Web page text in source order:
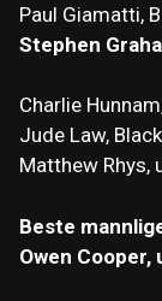
Paul Giamatti,
Stephen
Charlie
Jude Law,
Matthew Rhys,
Beste
Owen Cooper,